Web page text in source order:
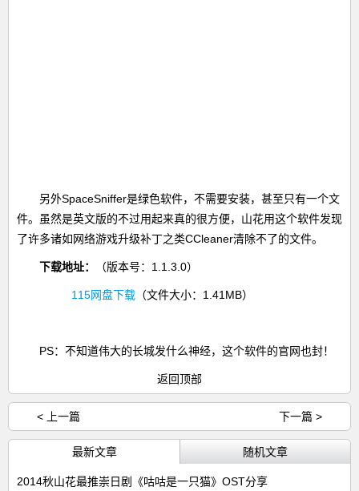
另外SpaceSniffer是绿色软件，不需要安装，甚至只有一个文
件。虽然是英文版的不过用起来真的很方便，山花用这个软件发现
了许多诸如网络游戏升级补丁之类CCleaner清除不了的文件。
下载地址： （版本号：1.1.3.0）
115网盘下载 （文件大小：1.41MB）
PS：不知道伟大的长城发什么神经，这个软件的官网也封！
返回顶部
< 上一篇 下一篇 >
最新文章 随机文章
2014秋山花最推崇日剧《咕咕是一只猫》OST分享